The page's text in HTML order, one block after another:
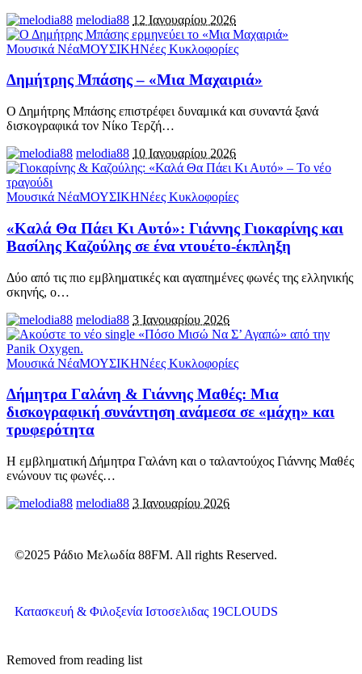
melodia88 12 Ιανουαρίου 2026
Μουσικά ΝέαΜΟΥΣΙΚΗΝέες Κυκλοφορίες
Δημήτρης Μπάσης – «Μια Μαχαιριά»
Ο Δημήτρης Μπάσης επιστρέφει δυναμικά και συναντά ξανά
δισκογραφικά τον Νίκο Τερζή…
melodia88 10 Ιανουαρίου 2026
Μουσικά ΝέαΜΟΥΣΙΚΗΝέες Κυκλοφορίες
«Καλά Θα Πάει Κι Αυτό»: Γιάννης Γιοκαρίνης και
Βασίλης Καζούλης σε ένα ντουέτο-έκπληξη
Δύο από τις πιο εμβληματικές και αγαπημένες φωνές της ελληνικής
σκηνής, ο…
melodia88 3 Ιανουαρίου 2026
Μουσικά ΝέαΜΟΥΣΙΚΗΝέες Κυκλοφορίες
Δήμητρα Γαλάνη & Γιάννης Μαθές: Μια
δισκογραφική συνάντηση ανάμεσα σε «μάχη» και
τρυφερότητα
Η εμβληματική Δήμητρα Γαλάνη και ο ταλαντούχος Γιάννης Μαθές
ενώνουν τις φωνές…
melodia88 3 Ιανουαρίου 2026
©2025 Ράδιο Μελωδία 88FM. All rights Reserved.
Κατασκευή & Φιλοξενία Ιστοσελιδας 19CLOUDS
Removed from reading list